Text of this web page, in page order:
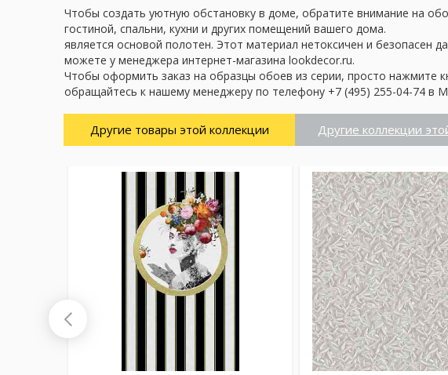
Чтобы создать уютную обстановку в доме, обратите внимание на
гостиной, спальни, кухни и других помещений вашего дома.
является основой полотен. Этот материал нетоксичен и безопасен
можете у менеджера интернет-магазина lookdecor.ru.
Чтобы оформить заказ на образцы обоев из серии, просто нажмите
обращайтесь к нашему менеджеру по телефону +7 (495) 255-04-74 в
Другие товары этой коллекции Другие коллекции